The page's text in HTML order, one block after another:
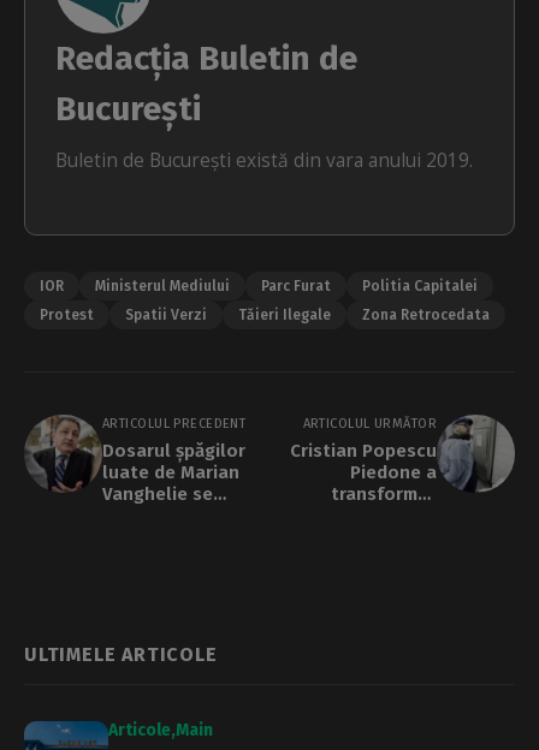
Redacția Buletin de
București
Buletin de București există din vara anului 2019.
IOR Ministerul Mediului Parc Furat
Politia Capitalei
Protest
Spatii Verzi Tăieri Ilegale Zona Retrocedata
ARTICOLUL PRECEDENT
Dosarul șpăgilor
luate de Marian
Vanghelie se
mită 30 de
milioane de euro
ARTICOLUL URMĂTOR
Cristian Popescu
Piedone a
transformat
ULTIMELE ARTICOLE
Articole Main